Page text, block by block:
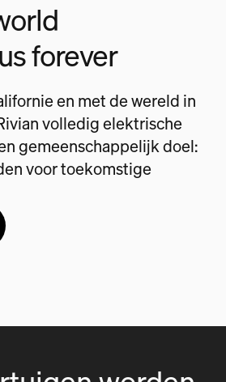
forever
en met de wereld in
volledig elektrische
gemeenschappelijk doel:
voor toekomstige